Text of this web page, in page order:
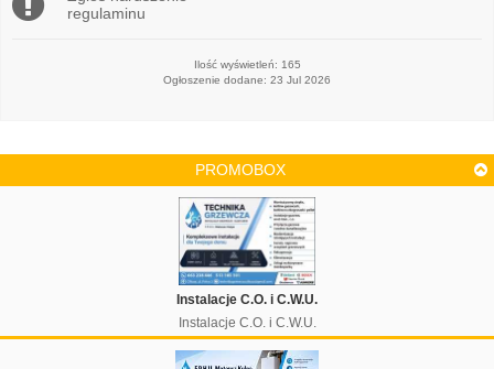
regulaminu
Ilość wyświetleń: 165
Ogłoszenie dodane: 23 Jul 2026
PROMOBOX
Instalacje C.O. i C.W.U.
Instalacje C.O. i C.W.U.